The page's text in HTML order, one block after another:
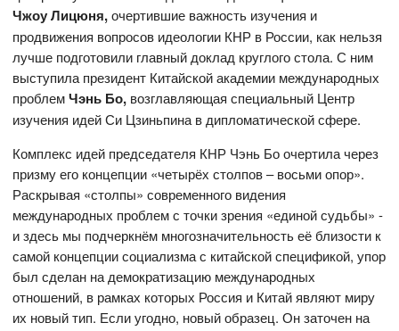
Чжоу Лицюня,очертившие важность изучения и
продвижения вопросов идеологии КНР в России, как нельзя
лучше подготовили главный доклад круглого стола. С ним
выступила президент Китайской академии международных
проблемЧэнь Бо, возглавляющая специальный Центр
изучения идей Си Цзиньпина в дипломатической сфере.
Комплекс идей председателя КНР Чэнь Бо очертила через
призму его концепции «четырёх столпов – восьми опор».
Раскрывая «столпы» современного видения
международных проблем с точки зрения «единой судьбы» -
и здесь мы подчеркнём многозначительность её близости к
самой концепции социализма с китайской спецификой, упор
был сделан на демократизацию международных
отношений, в рамках которых Россия и Китай являют миру
их новый тип. Если угодно, новый образец. Он заточен на